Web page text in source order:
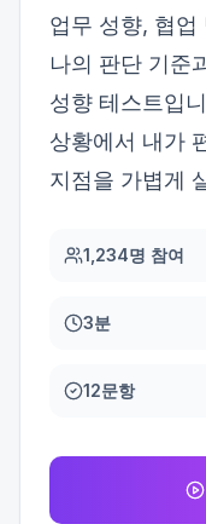
업무 성향, 협업
나의 판단 기준
성향 테스트입
상황에서 내가
지점을 가볍게
1,234명 참여
3분
12문항